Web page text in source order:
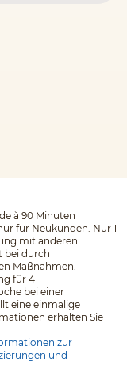
à 90 Minuten
für Neukunden. Nur 1
mit anderen
bei durch
Maßnahmen.
für 4
bei einer
eine einmalige
erhalten Sie
zur
und